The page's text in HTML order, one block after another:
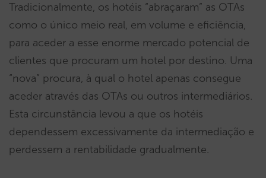
Tradicionalmente, os hotéis “abraçaram” as OTAs
como o único meio real, em volume e eficiência,
para aceder a esse enorme mercado potencial de
clientes que procuram um hotel por destino. Uma
“nova” procura, à qual o hotel apenas consegue
aceder através das OTAs ou outros intermediários.
Esta circunstância levou a que os hotéis
dependessem excessivamente da intermediação e
perdessem a rentabilidade gradualmente.